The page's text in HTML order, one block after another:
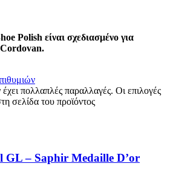
Polish είναι σχεδιασμένο για
πολλαπλές παραλλαγές. Οι επιλογές
σελίδα του προϊόντος
– Saphir Medaille D’or